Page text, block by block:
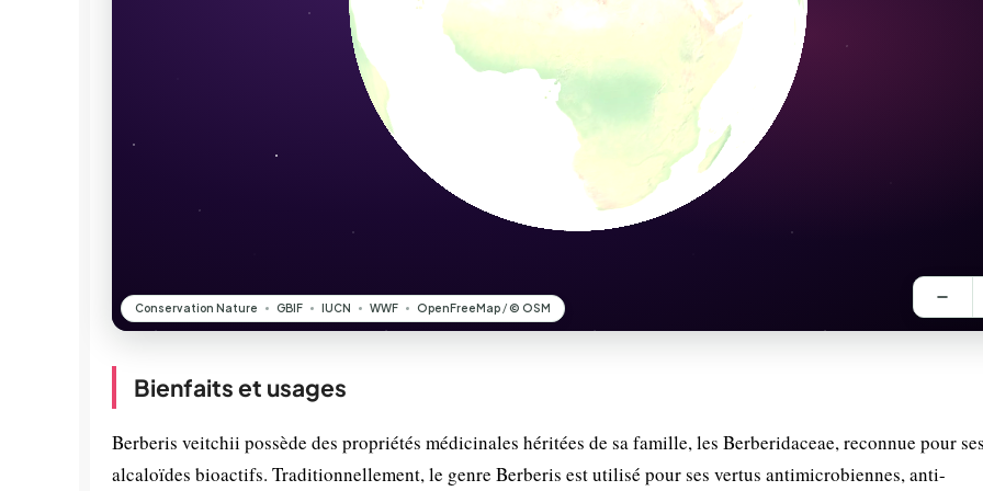
Bienfaits et usages
Berberis veitchii possède des propriétés médicinales héritées de sa famille, les Berberidaceae, reconnue pour
alcaloïdes bioactifs. Traditionnellement, le genre Berberis est utilisé pour ses vertus antimicrobiennes, anti-